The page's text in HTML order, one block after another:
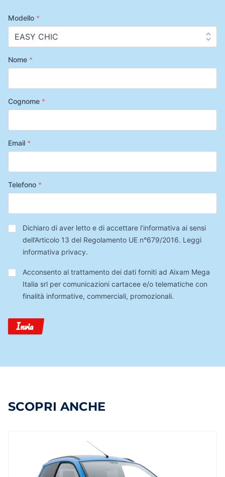
Modello *
Nome *
Cognome *
Email *
Telefono *
Privacy*
Dichiaro di aver letto e di accettare l’informativa ai sensi
dell’Articolo 13 del Regolamento UE n°679/2016. Leggi
informativa privacy.
Trattamento
Dati
Acconsento al trattamento dei dati forniti ad Aixam Mega
Italia srl per comunicazioni cartacee e/o telematiche con
finalità informative, commerciali, promozionali.
Invia
SCOPRI ANCHE